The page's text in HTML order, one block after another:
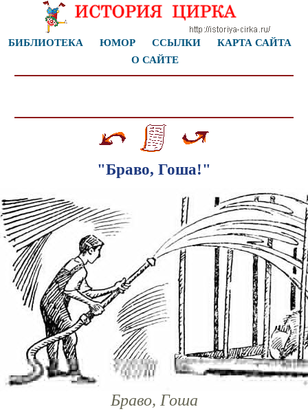
БИБЛИОТЕКА ЮМОР ССЫЛКИ
КАРТА САЙТА
О САЙТЕ
"Браво, Гоша!"
Браво, Гоша